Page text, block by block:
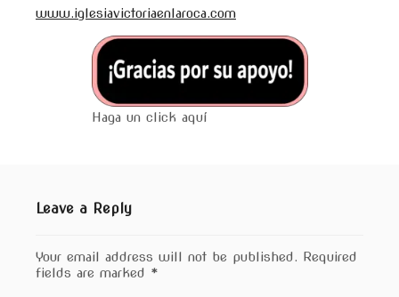
www.iglesiavictoriaenlaroca.com
Haga un click aquí
Leave a Reply
Your email address will not be published. Required
fields are marked *